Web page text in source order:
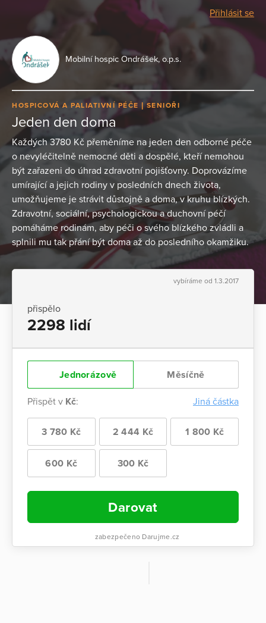
Přihlásit se
Mobilní hospic Ondrášek, o.p.s.
HOSPICOVÁ A PALIATIVNÍ PÉČE SENIOŘI
Jeden den doma
Každých 3780 Kč přeměníme na jeden den odborné péče
o nevyléčitelně nemocné děti a dospělé, kteří nemohou
být zařazeni do úhrad zdravotní pojišťovny. Doprovázíme
umírající a jejich rodiny v posledních dnech života,
umožňujeme je strávit důstojně a doma, v kruhu blízkých.
Zdravotní, sociální, psychologickou a duchovní péčí
pomáháme rodinám, aby péči o svého blízkého zvládli a
splnili mu tak přání být doma až do posledního okamžiku.
vybíráme od 1.3.2017
přispělo
2298 lidí
Jednorázově Měsíčně
Přispět v Kč: Jiná částka
3 780 Kč 2 444 Kč 1 800 Kč
600 Kč 300 Kč
Darovat
zabezpečeno Darujme.cz